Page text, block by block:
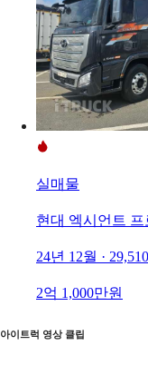
실매물
현대 엑시언트 프
24년 12월 ·
2억 1,000만원
아이트럭 영상 클립